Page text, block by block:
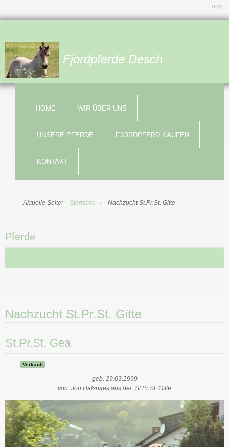
Login
Fjordpferde Desch
HOME WIR ÜBER UNS
UNSERE PFERDE FJORDPFERD KAUFEN
KONTAKT
Aktuelle Seite: Startseite » Nachzucht St.Pr.St. Gitte
Pferde
Nachzucht St.Pr.St. Gitte
St.Pr.St. Gea
Verkauft
geb. 29.03.1999
von: Jon Halsnaes aus der: St.Pr.St. Gitte